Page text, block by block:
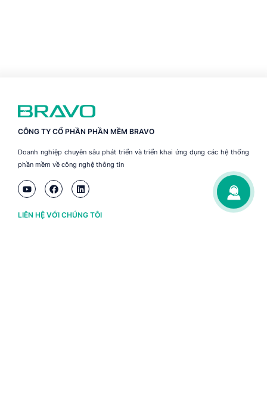
CÔNG TY CỔ PHẦN PHẦN MỀM BRAVO
Doanh nghiệp chuyên sâu phát triển và triển khai ứng dụng các hệ thống
phần mềm về công nghệ thông tin
LIÊN HỆ VỚI CHÚNG TÔI